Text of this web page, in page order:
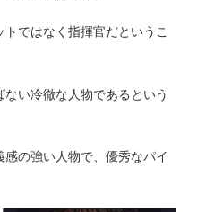
ではなく指揮官だというこ
い冷徹な人物であるという
の強い人物で、優秀なパイ